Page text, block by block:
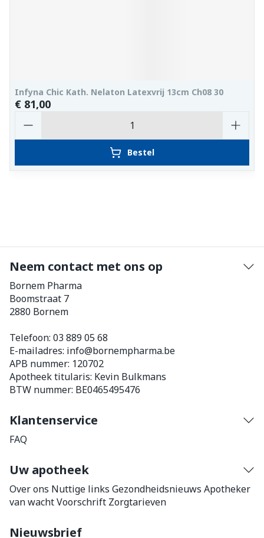
Infyna Chic Kath. Nelaton Latexvrij 13cm Ch08 30
€ 81,00
Bestel
Neem contact met ons op
Bornem Pharma
Boomstraat 7
2880 Bornem
Telefoon: 03 889 05 68
E-mailadres: info@bornempharma.be
APB nummer: 120702
Apotheek titularis: Kevin Bulkmans
BTW nummer: BE0465495476
Klantenservice
FAQ
Uw apotheek
Over ons Nuttige links Gezondheidsnieuws Apotheker
van wachtVoorschrift Zorgtarieven
Nieuwsbrief